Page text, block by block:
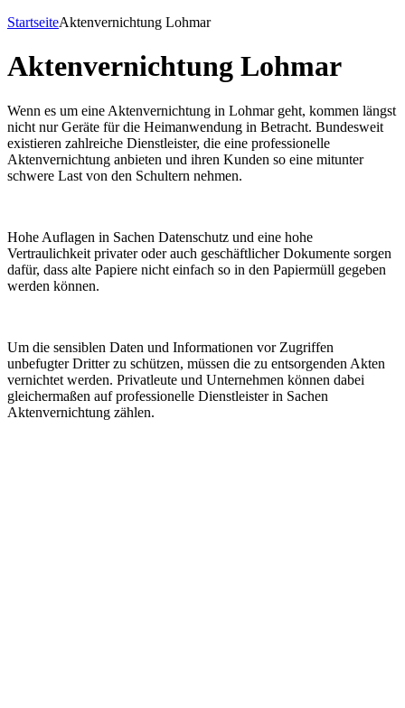
StartseiteAktenvernichtung Lohmar
Aktenvernichtung Lohmar
Wenn es um eine Aktenvernichtung in Lohmar geht, kommen längst
nicht nur Geräte für die Heimanwendung in Betracht. Bundesweit
existieren zahlreiche Dienstleister, die eine professionelle
Aktenvernichtung anbieten und ihren Kunden so eine mitunter
schwere Last von den Schultern nehmen.
Hohe Auflagen in Sachen Datenschutz und eine hohe
Vertraulichkeit privater oder auch geschäftlicher Dokumente sorgen
dafür, dass alte Papiere nicht einfach so in den Papiermüll gegeben
werden können.
Um die sensiblen Daten und Informationen vor Zugriffen
unbefugter Dritter zu schützen, müssen die zu entsorgenden Akten
vernichtet werden. Privatleute und Unternehmen können dabei
gleichermaßen auf professionelle Dienstleister in Sachen
Aktenvernichtung zählen.